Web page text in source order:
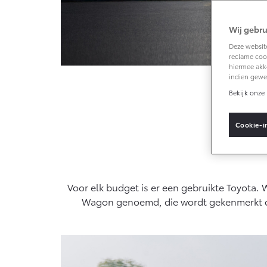
Vanaf € 33.495,-
Vanaf € 37.995,-
WATERSTOF-
ELEKTRISCH
Voor elk budget is er een gebruikte Toyota.
Wagon genoemd, die wordt
Wij
Deze
reclame
hiermee
indien
Bekijk onze
Cookie-